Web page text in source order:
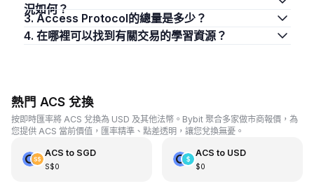
況如何？
3. Access Protocol的總量是多少？
4. 在哪裡可以找到有關交易的學習資源？
熱門 ACS 兌換
按即時匯率將 ACS 兌換為 USD 及其他法幣。Bybit 聚合多家做市商報價，為
您提供 ACS 當前價值，匯率精準、點差透明，讓您兌換無憂。
ACS to SGD
S$0
ACS to USD
$0